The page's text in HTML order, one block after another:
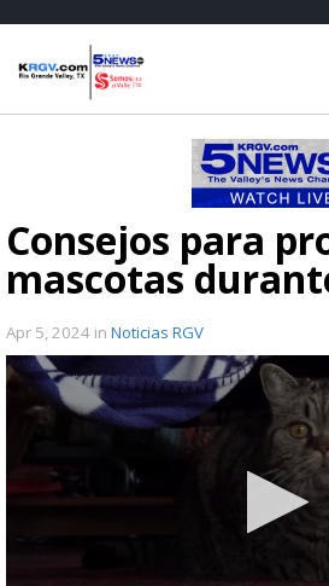
Consejos para
mascotas
Apr 5, 2024 in Noticias RGV